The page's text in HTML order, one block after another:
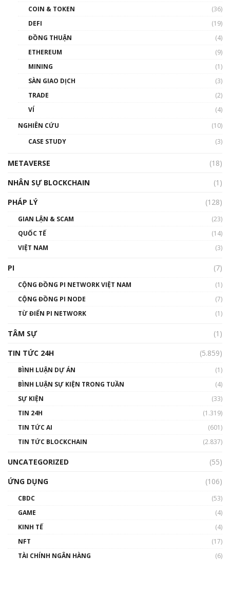
COIN & TOKEN
(36)
DEFI
(19)
ĐỒNG THUẬN
(4)
ETHEREUM
(9)
MINING
(1)
SÀN GIAO DỊCH
(3)
TRADE
(2)
VÍ
(4)
NGHIÊN CỨU
(10)
CASE STUDY
(3)
METAVERSE
(18)
NHÂN SỰ BLOCKCHAIN
(1)
PHÁP LÝ
(128)
GIAN LẬN & SCAM
(23)
QUỐC TẾ
(14)
VIỆT NAM
(3)
PI (7)
CỘNG ĐỒNG PI NETWORK VIỆT NAM
(1)
CỘNG ĐỒNG PI NODE
(7)
TỪ ĐIỂN PI NETWORK
(1)
TÂM SỰ
(1)
TIN TỨC 24H
(5.859)
BÌNH LUẬN DỰ ÁN
(1)
BÌNH LUẬN SỰ KIỆN TRONG TUẦN
(4)
SỰ KIỆN
(33)
TIN 24H
(1.319)
TIN TỨC AI
(601)
TIN TỨC BLOCKCHAIN
(2.837)
UNCATEGORIZED
(55)
ỨNG DỤNG
(106)
CBDC
(53)
GAME
(4)
KINH TẾ
(4)
NFT
(17)
TÀI CHÍNH NGÂN HÀNG
(6)